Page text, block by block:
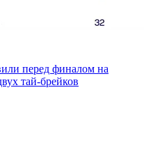
перед финалом на
тай-брейков